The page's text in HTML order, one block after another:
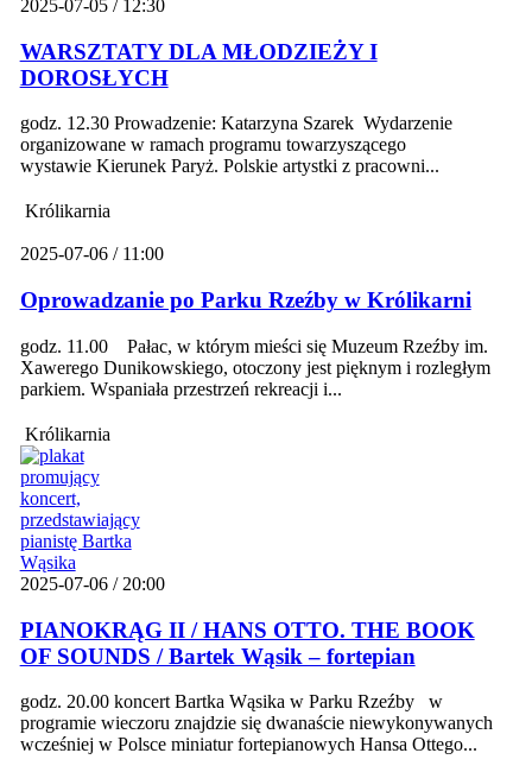
2025-07-05 / 12:30
WARSZTATY DLA MŁODZIEŻY I
DOROSŁYCH
godz. 12.30 Prowadzenie: Katarzyna Szarek Wydarzenie
organizowane w ramach programu towarzyszącego
wystawie Kierunek Paryż. Polskie artystki z pracowni...
Królikarnia
2025-07-06 / 11:00
Oprowadzanie po Parku Rzeźby w Królikarni
godz. 11.00 Pałac, w którym mieści się Muzeum Rzeźby im.
Xawerego Dunikowskiego, otoczony jest pięknym i rozległym
parkiem. Wspaniała przestrzeń rekreacji i...
Królikarnia
2025-07-06 / 20:00
PIANOKRĄG II / HANS OTTO. THE BOOK
OF SOUNDS / Bartek Wąsik – fortepian
godz. 20.00 koncert Bartka Wąsika w Parku Rzeźby w
programie wieczoru znajdzie się dwanaście niewykonywanych
wcześniej w Polsce miniatur fortepianowych Hansa Ottego...